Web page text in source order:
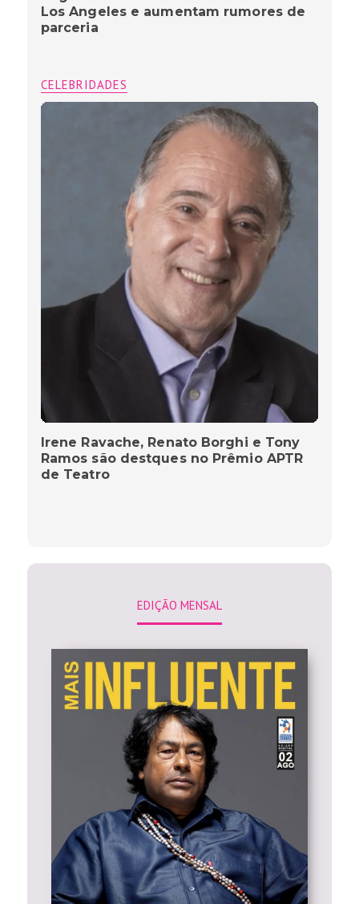
Los Angeles e aumentam rumores de
parceria
CELEBRIDADES
Irene Ravache, Renato Borghi e Tony
Ramos são destques no Prêmio APTR
de Teatro
EDIÇÃO MENSAL